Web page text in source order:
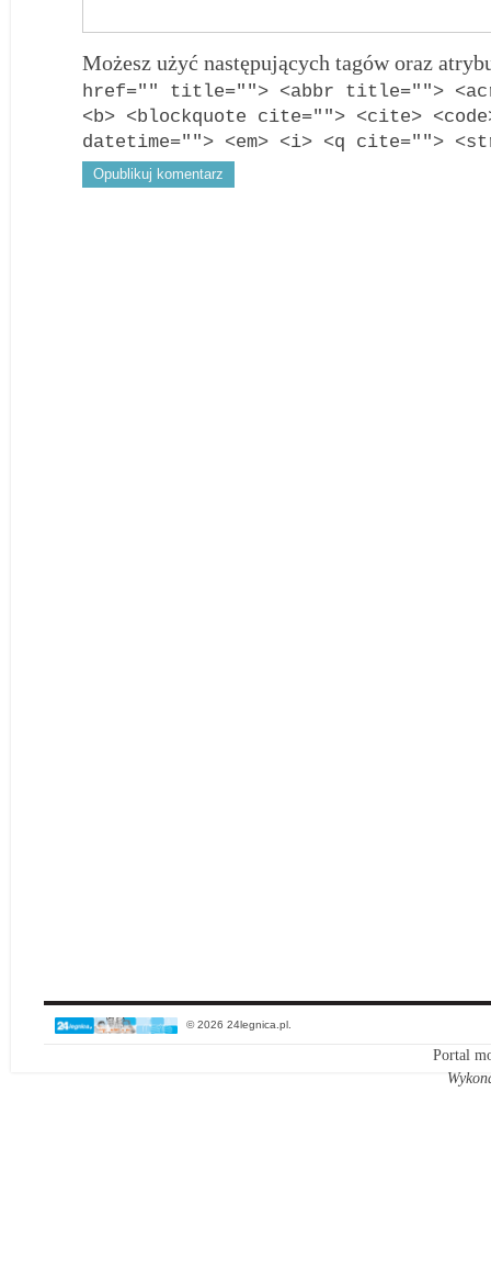
Możesz użyć następujących tagów oraz
href="" title=""> <abbr title="">
<b> <blockquote cite=""> <cite>
datetime=""> <em> <i> <q cite="">
© 2026 24legnica.pl.
Portal